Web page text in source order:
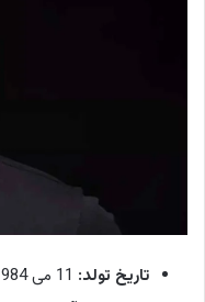
تاریخ تولد: